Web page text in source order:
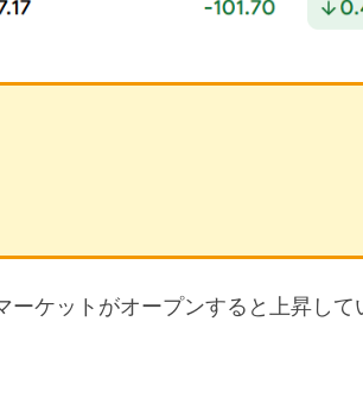
ケットがオープンすると上昇して